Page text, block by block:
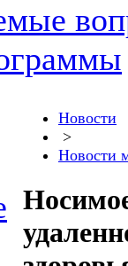
Новости
>
Новости